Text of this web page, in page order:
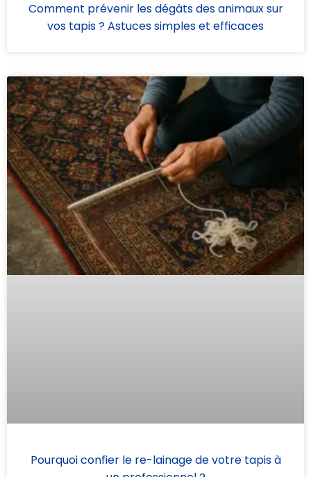
Comment prévenir les dégâts des animaux sur
vos tapis ? Astuces simples et efficaces
Pourquoi confier le re-lainage de votre tapis à